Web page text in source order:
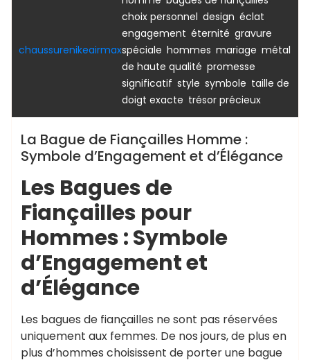
chaussurenikeairmax
choix personnel design éclat
engagement éternité gravure
spéciale hommes mariage métal
de haute qualité promesse
significatif style symbole taille de
doigt exacte trésor précieux
La Bague de Fiançailles Homme :
Symbole d’Engagement et d’Élégance
Les Bagues de
Fiançailles pour
Hommes : Symbole
d’Engagement et
d’Élégance
Les bagues de fiançailles ne sont pas réservées
uniquement aux femmes. De nos jours, de plus en
plus d’hommes choisissent de porter une bague